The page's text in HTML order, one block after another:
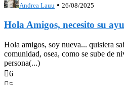
Andrea Lauu • 26/08/2025
Hola Amigos, necesito su
Hola amigos, soy nueva... quisiera
comunidad, osea, como se sube de
persona(...)
6